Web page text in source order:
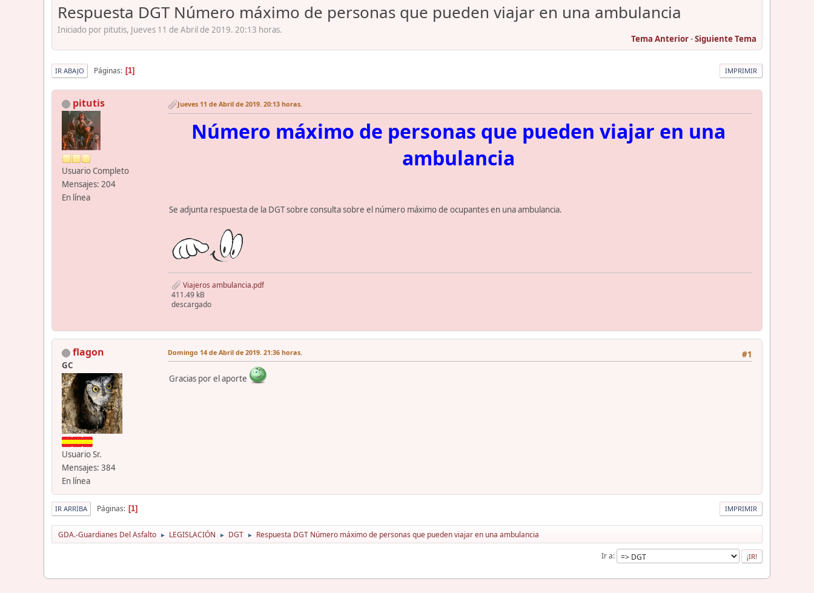
Respuesta DGT Número máximo de personas que pueden viajar en una ambulancia
Iniciado por pitutis, Jueves 11 de Abril de 2019. 20:13 horas.
Tema Anterior-Siguiente Tema
IMPRIMIR
IR ABAJO Páginas 1
pitutis
Usuario Completo
Mensajes: 204
En línea
Jueves 11 de Abril de 2019. 20:13 horas.
Número máximo de personas que pueden viajar en una
ambulancia
Se adjunta respuesta de la DGT sobre consulta sobre el número máximo de ocupantes en una ambulancia.
Viajeros ambulancia.pdf
411.49 kB
descargado
flagon
GC
Usuario Sr.
Mensajes: 384
En línea
#1
Domingo 14 de Abril de 2019. 21:36 horas.
Gracias por el aporte
IMPRIMIR
IR ARRIBA Páginas 1
GDA.-Guardianes Del Asfalto ► LEGISLACIÓN ► DGT ► Respuesta DGT Número máximo de personas que pueden viajar en una ambulancia
Ir a